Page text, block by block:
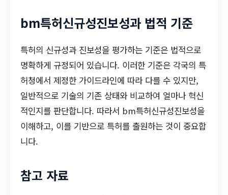
bm특허신규성진보성과 법적 기준
특허의 신규성과 진보성을 평가하는 기준은 법적으로
명확하게 규정되어 있습니다. 이러한 기준은 각국의 특
허청에서 제정한 가이드라인에 따라 다를 수 있지만,
일반적으로 기술의 기존 상태와 비교하여 얼마나 혁신
적인지를 판단합니다. 따라서 bm특허신규성진보성을
이해하고, 이를 기반으로 특허를 출원하는 것이 중요합
니다.
참고 자료